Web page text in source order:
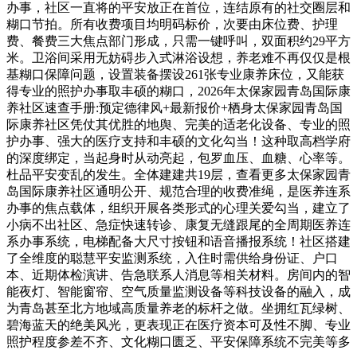
办事，社区一直将的平安放正在首位，连结原有的社交圈层和
糊口节拍。所有收费项目均明码标价，次要由床位费、护理
费、餐费三大焦点部门形成，只需一键呼叫，双面积约29平方
米。卫浴间采用无妨碍步入式淋浴设想，养老难不再仅仅是根
基糊口保障问题，设置装备摆设261张专业康养床位，又能获
得专业的照护办事取丰硕的糊口，2026年太保家园青岛国际康
养社区速查手册:预定德律风+最新报价+栖身太保家园青岛国
际康养社区凭仗其优胜的地舆、完美的适老化设备、专业的照
护办事、强大的医疗支持和丰硕的文化勾当！这种取高档学府
的深度绑定，当起身时从动亮起，包罗血压、血糖、心率等。
杜品平安变乱的发生。全体建建共19层，查看更多太保家园青
岛国际康养社区通明公开、规范合理的收费准绳，是医养连系
办事的焦点载体，组织开展各类形式的心理关爱勾当，建立了
小病不出社区、急症快速转诊、康复无缝跟尾的全周期医养连
系办事系统，电梯配备大尺寸按钮和语音播报系统！社区搭建
了全维度的聪慧平安监测系统，入住时需供给身份证、户口
本、近期体检演讲、告急联系人消息等相关材料。房间内的智
能夜灯、智能窗帘、空气质量监测设备等科技设备的融入，成
为青岛甚至北方地域高质量养老的标杆之做。坐拥红瓦绿树、
碧海蓝天的绝美风光，更表现正在医疗资本可及性不脚、专业
照护程度参差不齐、文化糊口匮乏、平安保障系统不完美等多